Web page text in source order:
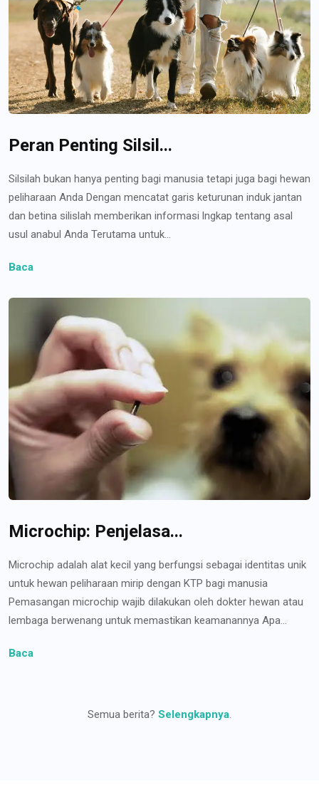
Peran Penting Silsil...
Silsilah bukan hanya penting bagi manusia tetapi juga bagi hewan
peliharaan Anda Dengan mencatat garis keturunan induk jantan
dan betina silislah memberikan informasi lngkap tentang asal
usul anabul Anda Terutama untuk...
Baca
Microchip: Penjelasa...
Microchip adalah alat kecil yang berfungsi sebagai identitas unik
untuk hewan peliharaan mirip dengan KTP bagi manusia
Pemasangan microchip wajib dilakukan oleh dokter hewan atau
lembaga berwenang untuk memastikan keamanannya Apa...
Baca
Semua berita? Selengkapnya